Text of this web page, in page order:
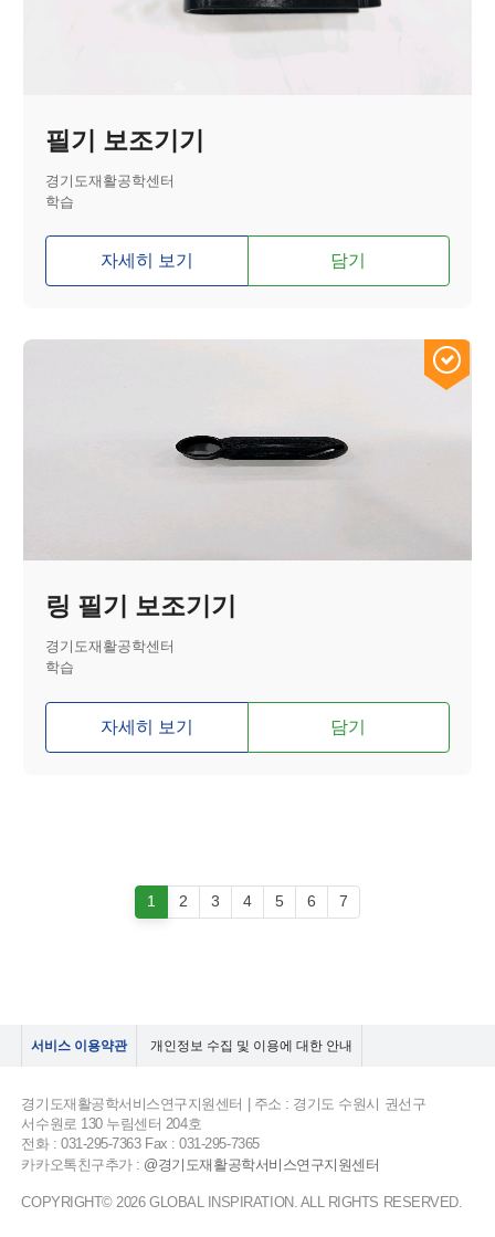
필기 보조기기
경기도재활공학센터
학습
자세히 보기 담기
링 필기 보조기기
경기도재활공학센터
학습
자세히 보기 담기
1 2 3 4 5 6 7
서비스 이용약관 개인정보 수집 및 이용에 대한 안내
경기도재활공학서비스연구지원센터 | 주소 : 경기도 수원시 권선구
서수원로 130 누림센터 204호
전화 : 031-295-7363 Fax : 031-295-7365
카카오톡친구추가 : @경기도재활공학서비스연구지원센터
COPYRIGHT© 2026 GLOBAL INSPIRATION. ALL RIGHTS RESERVED.